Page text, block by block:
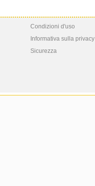
Condizioni d'uso
Informativa sulla privacy
Sicurezza